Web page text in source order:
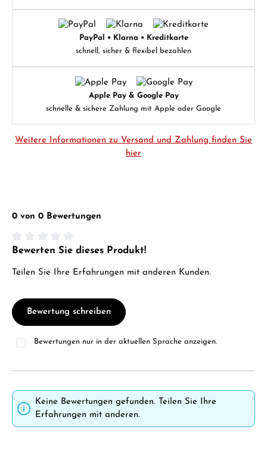
PayPal • Klarna • Kreditkarte
schnell, sicher & flexibel bezahlen
Apple Pay & Google Pay
schnelle & sichere Zahlung mit Apple oder Google
Weitere Informationen zu Versand und Zahlung finden Sie
hier
0 von 0 Bewertungen
Durchschnittliche Bewertung von 0 von 5 Sternen
Bewerten Sie dieses Produkt!
Teilen Sie Ihre Erfahrungen mit anderen Kunden.
Bewertung schreiben
Bewertungen nur in der aktuellen Sprache anzeigen.
Keine Bewertungen gefunden. Teilen Sie Ihre
Erfahrungen mit anderen.